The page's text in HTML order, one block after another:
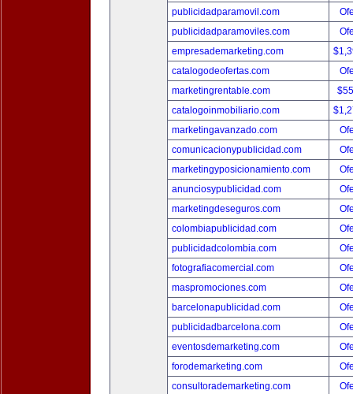
publicidadparamovil.com
publicidadparamoviles.com
empresademarketing.com
catalogodeofertas.com
marketingrentable.com
catalogoinmobiliario.com
marketingavanzado.com
comunicacionypublicidad.com
marketingyposicionamiento.com
anunciosypublicidad.com
marketingdeseguros.com
colombiapublicidad.com
publicidadcolombia.com
fotografiacomercial.com
maspromociones.com
barcelonapublicidad.com
publicidadbarcelona.com
eventosdemarketing.com
forodemarketing.com
consultorademarketing.com